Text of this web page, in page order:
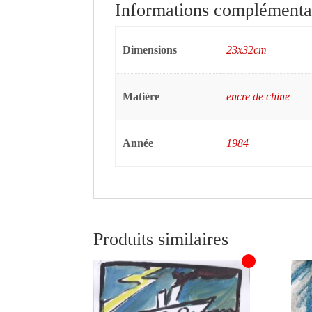
Informations
Dimensions 23x32cm
Matière encre de chine
Année 1984
Produits similaires